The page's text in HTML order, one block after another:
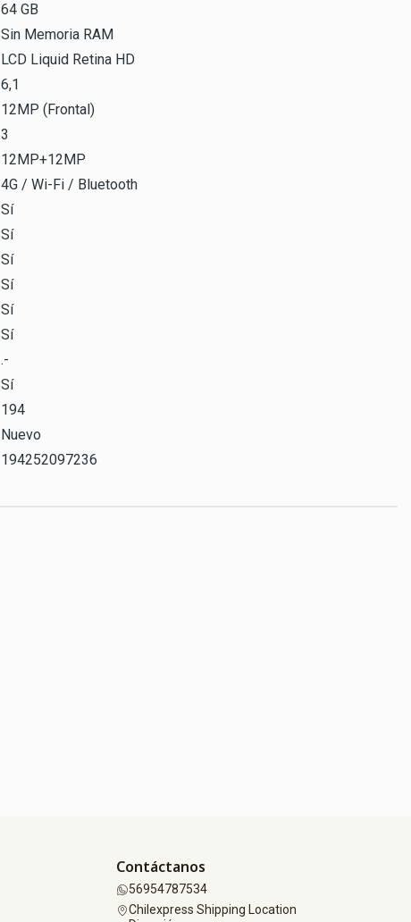
64 GB
Sin Memoria RAM
LCD Liquid Retina HD
6,1
12MP (Frontal)
3
12MP+12MP
4G / Wi-Fi / Bluetooth
Sí
Sí
Sí
Sí
Sí
Sí
.-
Sí
194
Nuevo
194252097236
Contáctanos
56954787534
Chilexpress Shipping Location